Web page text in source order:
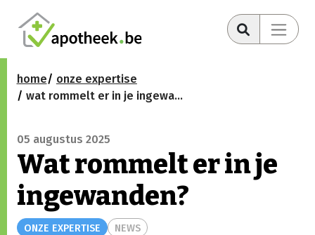
home
onze expertise
wat rommelt er in je ingewanden?
05 augustus 2025
Wat rommelt er in je
ingewanden?
ONZE EXPERTISE NEWS